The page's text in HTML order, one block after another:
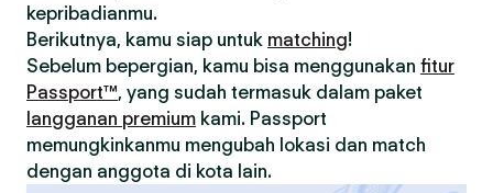
kepribadianmu.
Berikutnya, kamu siap untuk matching!
Sebelum bepergian, kamu bisa menggunakan fitur
Passport™, yang sudah termasuk dalam paket
langganan premium kami. Passport
memungkinkanmu mengubah lokasi dan match
dengan anggota di kota lain.